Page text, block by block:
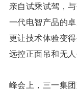
亲自试乘试驾，
一代电智产品的
更让技术体验变
远控正面吊和无
峰会上，三一集